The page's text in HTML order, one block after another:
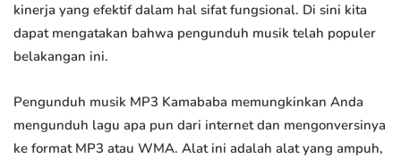
kinerja yang efektif dalam hal sifat fungsional. Di sini kita
dapat mengatakan bahwa pengunduh musik telah populer
belakangan ini.
Pengunduh musik MP3 Kamababa memungkinkan Anda
mengunduh lagu apa pun dari internet dan mengonversinya
ke format MP3 atau WMA. Alat ini adalah alat yang ampuh,